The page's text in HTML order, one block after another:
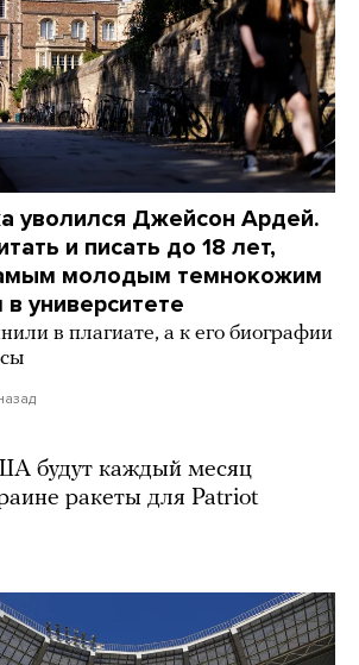
уволился Джейсон Ардей.
и писать до 18 лет,
молодым темнокожим
университете
в плагиате, а к его биографии
будут каждый месяц
ракеты для Patriot